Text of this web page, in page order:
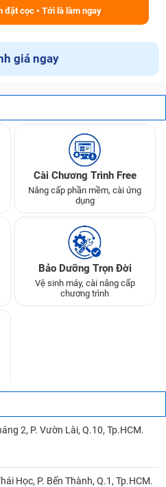
đặt cọc • Tới là làm ngay
giá ngay
Cài Chương Trình Free
Nâng cấp phần mềm, cài ứng
dụng
Bảo Dưỡng Trọn Đời
Vệ sinh máy, cài nâng cấp
chương trình
2, P. Vườn Lài, Q.10, Tp.HCM.
Học, P. Bến Thành, Q.1, Tp.HCM.